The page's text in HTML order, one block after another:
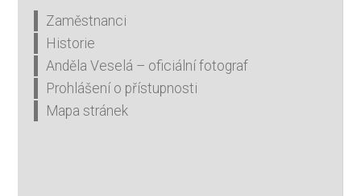
Zaměstnanci
Historie
Anděla Veselá – oficiální fotograf
Prohlášení o přístupnosti
Mapa stránek